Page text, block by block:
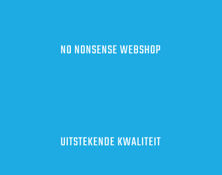
NO NONSENSE WEBSHOP
UITSTEKENDE KWALITEIT